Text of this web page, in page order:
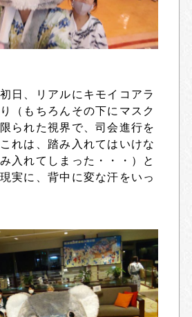
日、リアルにキモイコアラ
（もちろんその下にマスク
られた視界で、司会進行を
れは、踏み入れてはいけな
入れてしまった・・・）と
実に、背中に変な汗をいっ